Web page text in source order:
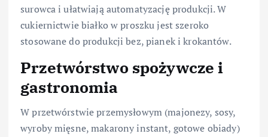
surowca i ułatwiają automatyzację produkcji. W
cukiernictwie białko w proszku jest szeroko
stosowane do produkcji bez, pianek i krokantów.
Przetwórstwo spożywcze i
gastronomia
W przetwórstwie przemysłowym (majonezy, sosy,
wyroby mięsne, makarony instant, gotowe obiady)